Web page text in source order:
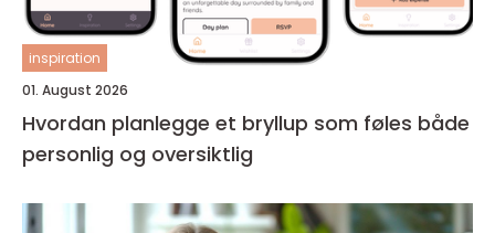
inspiration
01. August 2026
Hvordan planlegge et bryllup som føles både
personlig og oversiktlig